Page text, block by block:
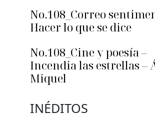
No.108_Correo
Hacer lo que se dice
No.108_Cine y poesía –
Incendia las estrellas –
Miquel
INÉDITOS